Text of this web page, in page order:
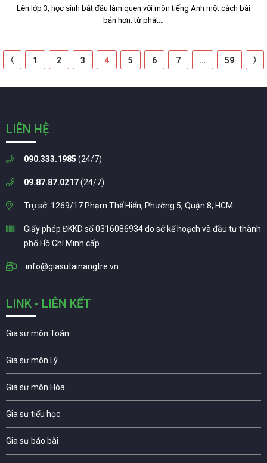
Lên lớp 3, học sinh bắt đầu làm quen với môn tiếng Anh một cách bài
bản hơn: từ phát…
〈 1 2 3 4 5 6 7 … 59 〉
LIÊN HỆ
090.333.1985 (24/7)
09.87.87.0217(24/7)
Trụ sở: 1269/17 Phạm Thế Hiển, Phường 5, Quận 8, HCM
Giấy phép ĐKKD số 0316086934 do sở kế hoạch và đầu tư thành
phố Hồ Chí Minh cấp
info@giasutainangtre.vn
LINK - LIÊN KẾT
Gia sư môn Toán
Gia sư môn Lý
Gia sư môn Hóa
Gia sư tiểu học
Gia sư báo bài